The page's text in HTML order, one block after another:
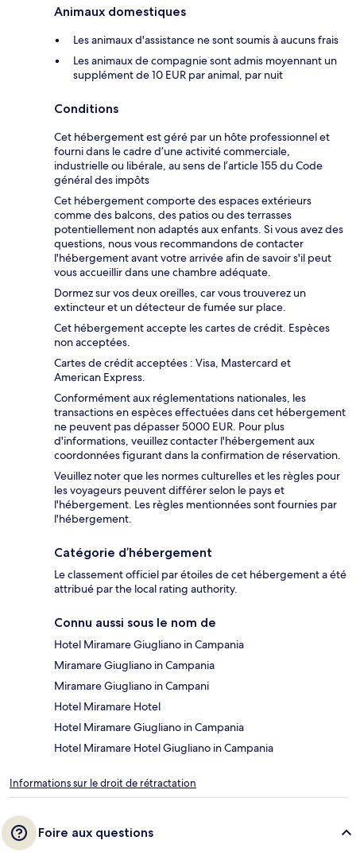
Animaux domestiques
Les animaux d'assistance ne sont soumis à aucuns frais
Les animaux de compagnie sont admis moyennant un
supplément de 10 EUR par animal, par nuit
Conditions
Cet hébergement est géré par un hôte professionnel et
fourni dans le cadre d’une activité commerciale,
industrielle ou libérale, au sens de l’article 155 du Code
général des impôts
Cet hébergement comporte des espaces extérieurs
comme des balcons, des patios ou des terrasses
potentiellement non adaptés aux enfants. Si vous avez des
questions, nous vous recommandons de contacter
l'hébergement avant votre arrivée afin de savoir s'il peut
vous accueillir dans une chambre adéquate.
Dormez sur vos deux oreilles, car vous trouverez un
extincteur et un détecteur de fumée sur place.
Cet hébergement accepte les cartes de crédit. Espèces
non acceptées.
Cartes de crédit acceptées : Visa, Mastercard et
American Express.
Conformément aux réglementations nationales, les
transactions en espèces effectuées dans cet hébergement
ne peuvent pas dépasser 5000 EUR. Pour plus
d'informations, veuillez contacter l'hébergement aux
coordonnées figurant dans la confirmation de réservation.
Veuillez noter que les normes culturelles et les règles pour
les voyageurs peuvent différer selon le pays et
l'hébergement. Les règles mentionnées sont fournies par
l'hébergement.
Catégorie d’hébergement
Le classement officiel par étoiles de cet hébergement a été
attribué par the local rating authority.
Connu aussi sous le nom de
Hotel Miramare Giugliano in Campania
Miramare Giugliano in Campania
Miramare Giugliano in Campani
Hotel Miramare Hotel
Hotel Miramare Giugliano in Campania
Hotel Miramare Hotel Giugliano in Campania
Informations sur le droit de rétractation
Foire aux questions